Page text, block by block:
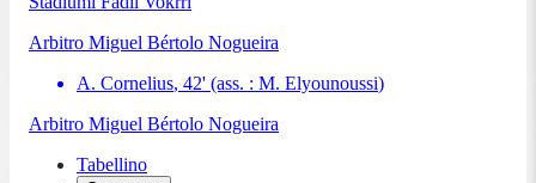
Arbitro Miguel Bértolo Nogueira
A. Cornelius, 42' (ass. : M. Elyounoussi)
Arbitro Miguel Bértolo Nogueira
Tabellino